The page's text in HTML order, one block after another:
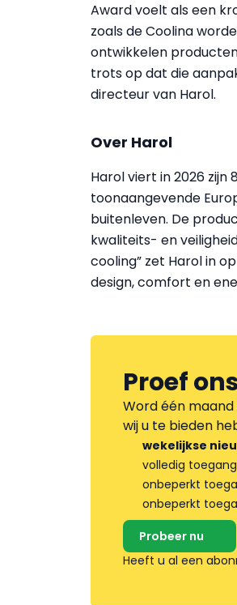
Award voelt als een
zoals de Coolina
ontwikkelen
trots op dat die
directeur van Harol.
Over Harol
Harol viert in 2026 zijn
toonaangevende
buitenleven. De
kwaliteits- en
cooling” zet Harol in
design, comfort en
Proef
Word één
wij u te bieden
wekelijkse
volledig
onbeperkt
onbeperkt
Probeer nu
Heeft u al een